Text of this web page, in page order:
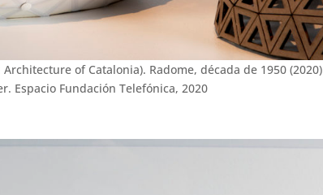
of Catalonia). Radome, década de 1950 (2020)
Espacio Fundación Telefónica, 2020